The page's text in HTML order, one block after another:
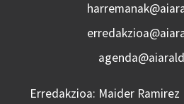
Erredakzioa: Maider